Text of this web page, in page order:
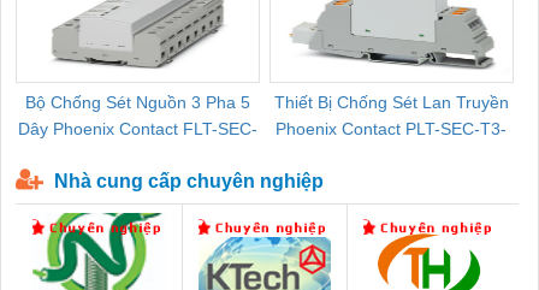
Bộ Chống Sét Nguồn 3 Pha 5
Dây Phoenix Contact FLT-SEC-
Thiết Bị Chống Sét Lan Truyền
Phoenix Contact PLT-SEC-T3-
Nhà cung cấp chuyên nghiệp